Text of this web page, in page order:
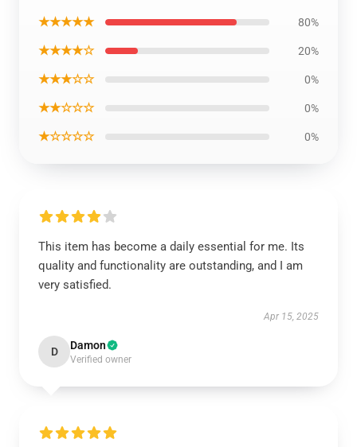
★★★★★ 80%
★★★★☆ 20%
★★★☆☆ 0%
★★☆☆☆ 0%
★☆☆☆☆ 0%
This item has become a daily essential for me. Its
quality and functionality are outstanding, and I am
very satisfied.
Apr 15, 2025
D Damon
Verified owner